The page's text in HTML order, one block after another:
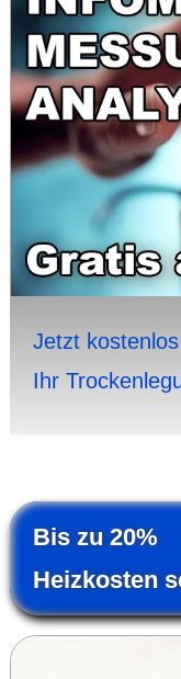
Jetzt
Ihr
Bis zu 20%
Heiz­kosten